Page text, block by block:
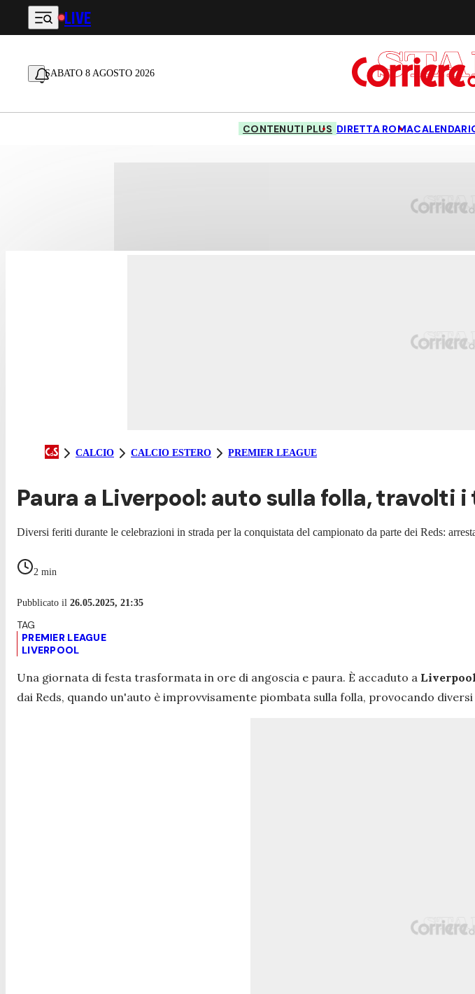
Vai al contenuto principale
LIVE
SABATO 8 AGOSTO 2026
CONTENUTI PLUS DIRETTA ROMA
CALCIO CALCIO ESTERO PREMIER LEAGUE
Paura a Liverpool: auto sulla folla, travolti
Diversi feriti durante le celebrazioni in strada per la conquistata del campionato da parte dei Reds:
2 min
Pubblicato il 26.05.2025, 21:35
PREMIER LEAGUE
LIVERPOOL
Una giornata di festa trasformata in ore di angoscia e paura. È accaduto a Liverpool
dai Reds, quando un'auto è improvvisamente piombata sulla folla, provocando